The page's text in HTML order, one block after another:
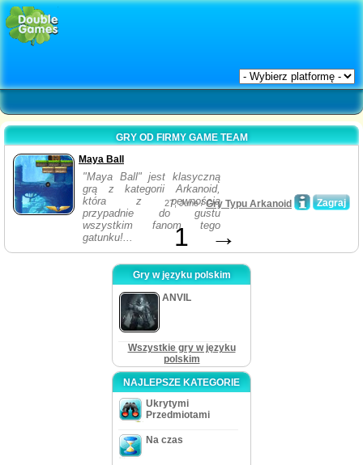
GRY OD FIRMY GAME TEAM
Maya Ball
"Maya Ball" jest klasyczną
grą z kategorii Arkanoid,
która z pewnością
przypadnie do gustu
wszystkim fanom tego
gatunku!...
Zagraj
27, June /Gry Typu Arkanoid
1 →
Gry w języku polskim
ANVIL
Wszystkie gry w języku
polskim
NAJLEPSZE KATEGORIE
Ukrytymi
Przedmiotami
Na czas